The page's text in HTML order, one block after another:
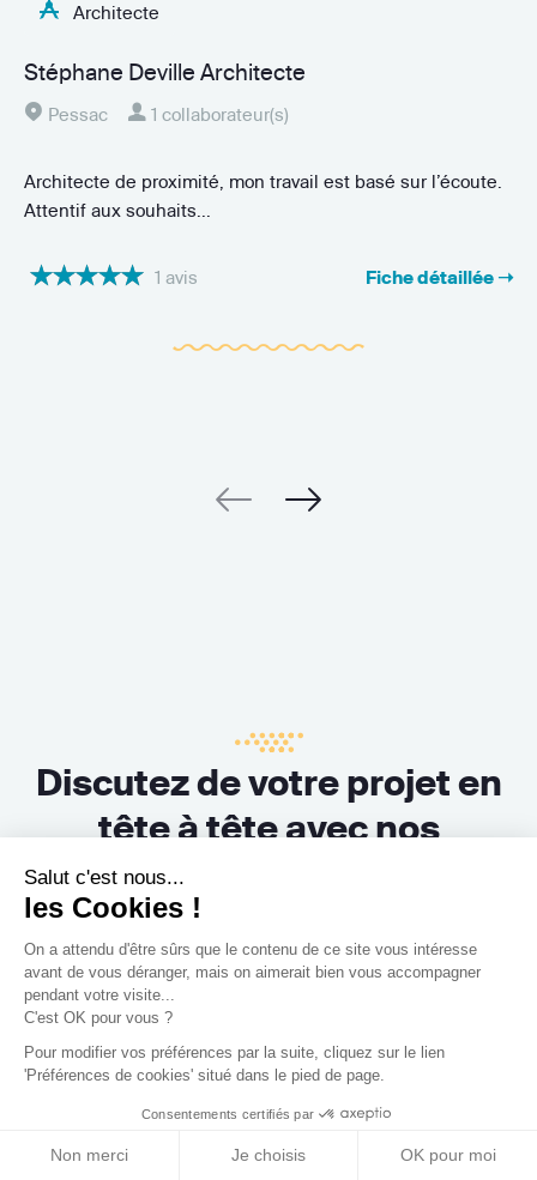
les Cookies !
ce site vous intéresse avant de vous
déranger, mais on aimerait bien vous accompagner pendant votre
visite...
C'est OK pour vous ?
Pour modifier vos préférences par la suite, cliquez sur le lien
'Préférences de cookies' situé dans le pied de page.
Consentements certifiés par
Non merci Je choisis OK pour moi
Architecte
Stéphane Deville Architecte
Pessac 1 collaborateur(s)
Architecte de proximité, mon travail est basé sur l’écoute.
Attentif aux souhaits...
1 avis Fiche détaillée ➝
Discutez de votre projet en
tête à tête avec nos
architectes
Paris